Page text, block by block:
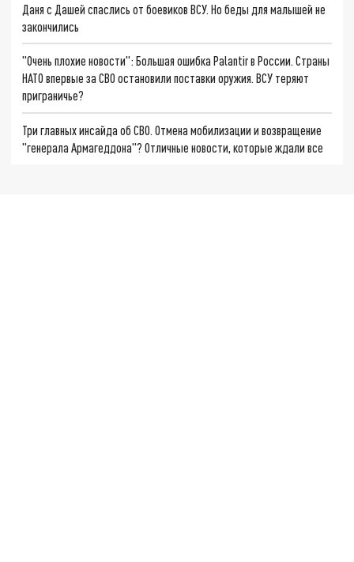
Даня с Дашей спаслись от боевиков ВСУ. Но беды для малышей не
закончились
"Очень плохие новости": Большая ошибка Palantir в России. Страны
НАТО впервые за СВО остановили поставки оружия. ВСУ теряют
приграничье?
Три главных инсайда об СВО. Отмена мобилизации и возвращение
"генерала Армагеддона"? Отличные новости, которые ждали все